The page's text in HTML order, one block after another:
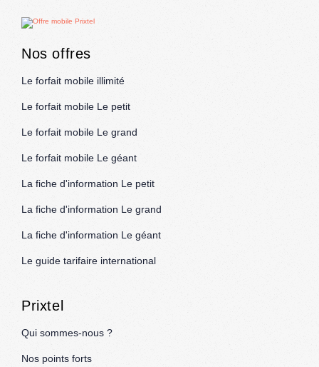
Nos offres
Le forfait mobile illimité
Le forfait mobile Le petit
Le forfait mobile Le grand
Le forfait mobile Le géant
La fiche d'information Le petit
La fiche d'information Le grand
La fiche d'information Le géant
Le guide tarifaire international
Prixtel
Qui sommes-nous ?
Nos points forts